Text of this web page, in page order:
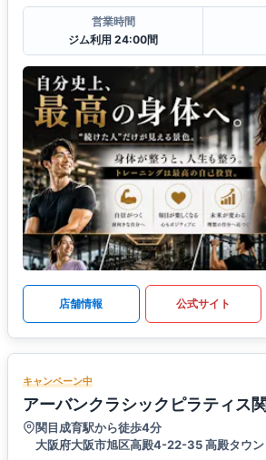
営業時間
ジム利用 24:00間
店舗情報 公式サイト
キャンペーン中
アーバンクラシックピラティス
関目成育駅から徒歩4分
大阪府大阪市旭区高殿4-22-35 高殿タウン